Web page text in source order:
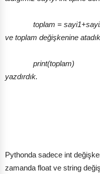
toplam =
ve toplam değişkenine
print(toplam)
yazdırdık.
Pythonda sadece int
zamanda float ve string